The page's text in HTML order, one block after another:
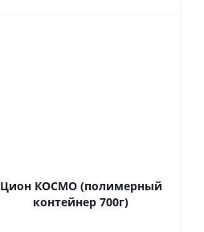
Цион КОСМО (полимерный
контейнер 700г)